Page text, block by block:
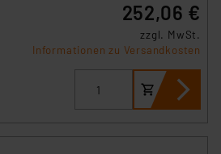
252,06 €
zzgl. MwSt.
Informationen zu Versandkosten